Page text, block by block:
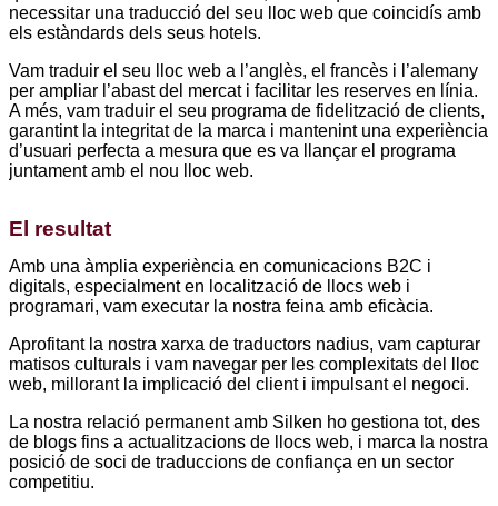
necessitar una traducció del seu lloc web que coincidís amb
els estàndards dels seus hotels.
Vam traduir el seu lloc web a l’anglès, el francès i l’alemany
per ampliar l’abast del mercat i facilitar les reserves en línia.
A més, vam traduir el seu programa de fidelització de clients,
garantint la integritat de la marca i mantenint una experiència
d’usuari perfecta a mesura que es va llançar el programa
juntament amb el nou lloc web.
El resultat
Amb una àmplia experiència en comunicacions B2C i
digitals, especialment en localització de llocs web i
programari, vam executar la nostra feina amb eficàcia.
Aprofitant la nostra xarxa de traductors nadius, vam capturar
matisos culturals i vam navegar per les complexitats del lloc
web, millorant la implicació del client i impulsant el negoci.
La nostra relació permanent amb Silken ho gestiona tot, des
de blogs fins a actualitzacions de llocs web, i marca la nostra
posició de soci de traduccions de confiança en un sector
competitiu.